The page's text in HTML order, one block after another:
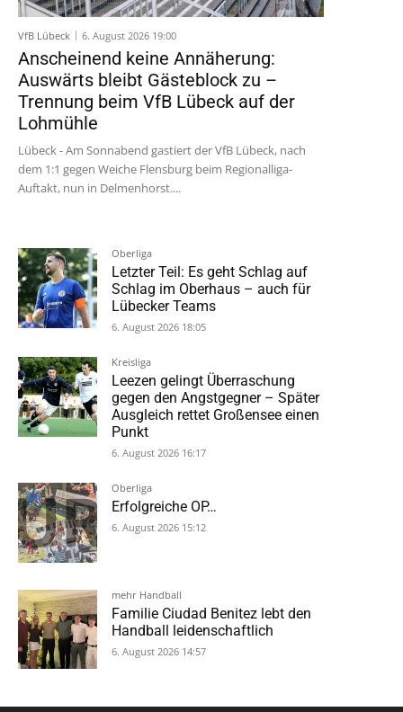
VfB Lübeck 6. August 2026 19:00
Anscheinend keine Annäherung:
Auswärts bleibt Gästeblock zu –
Trennung beim VfB Lübeck auf der
Lohmühle
Lübeck - Am Sonnabend gastiert der VfB Lübeck, nach
dem 1:1 gegen Weiche Flensburg beim Regionalliga-
Auftakt, nun in Delmenhorst....
Oberliga
Letzter Teil: Es geht Schlag auf
Schlag im Oberhaus – auch für
Lübecker Teams
6. August 2026 18:05
Kreisliga
Leezen gelingt Überraschung
gegen den Angstgegner – Später
Ausgleich rettet Großensee einen
Punkt
6. August 2026 16:17
Oberliga
Erfolgreiche OP…
6. August 2026 15:12
mehr Handball
Familie Ciudad Benitez lebt den
Handball leidenschaftlich
6. August 2026 14:57